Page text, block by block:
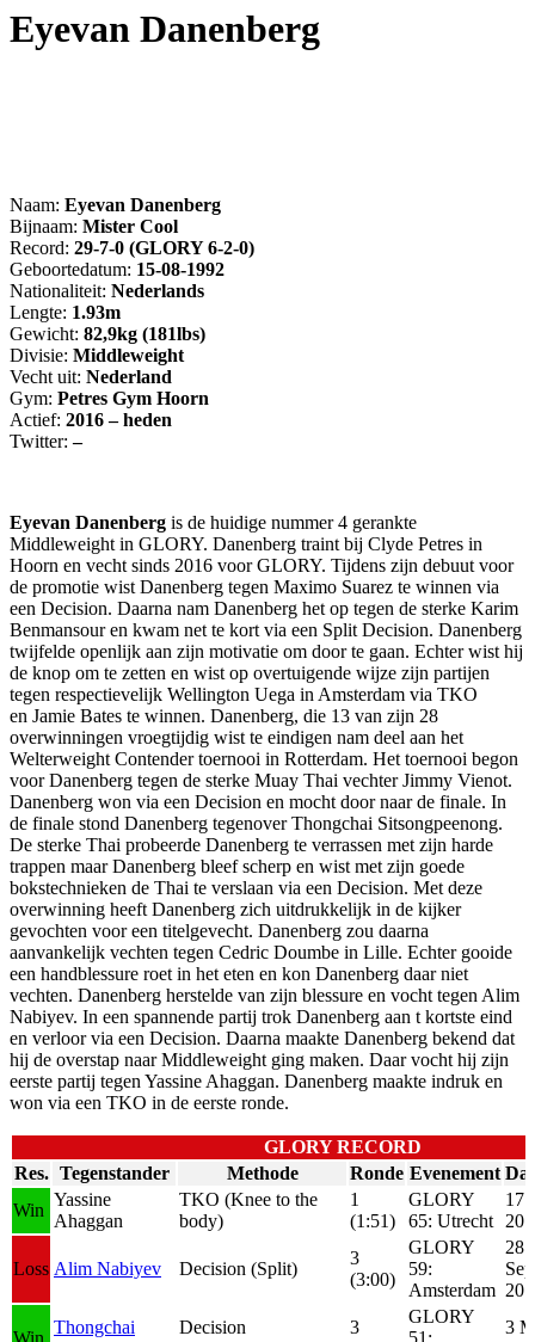
Eyevan Danenberg
Naam: Eyevan Danenberg
Bijnaam: Mister Cool
Record: 29-7-0 (GLORY 6-2-0)
Geboortedatum: 15-08-1992
Nationaliteit: Nederlands
Lengte: 1.93m
Gewicht: 82,9kg (181lbs)
Divisie: Middleweight
Vecht uit: Nederland
Gym: Petres Gym Hoorn
Actief: 2016 – heden
Twitter:–
Eyevan Danenberg is de huidige nummer 4 gerankte
Middleweight in GLORY. Danenberg traint bij Clyde Petres in
Hoorn en vecht sinds 2016 voor GLORY. Tijdens zijn debuut voor
de promotie wist Danenberg tegen Maximo Suarez te winnen via
een Decision. Daarna nam Danenberg het op tegen de sterke Karim
Benmansour en kwam net te kort via een Split Decision. Danenberg
twijfelde openlijk aan zijn motivatie om door te gaan. Echter wist hij
de knop om te zetten en wist op overtuigende wijze zijn partijen
tegen respectievelijk Wellington Uega in Amsterdam via TKO
en Jamie Bates te winnen. Danenberg, die 13 van zijn 28
overwinningen vroegtijdig wist te eindigen nam deel aan het
Welterweight Contender toernooi in Rotterdam. Het toernooi begon
voor Danenberg tegen de sterke Muay Thai vechter Jimmy Vienot.
Danenberg won via een Decision en mocht door naar de finale. In
de finale stond Danenberg tegenover Thongchai Sitsongpeenong.
De sterke Thai probeerde Danenberg te verrassen met zijn harde
trappen maar Danenberg bleef scherp en wist met zijn goede
bokstechnieken de Thai te verslaan via een Decision. Met deze
overwinning heeft Danenberg zich uitdrukkelijk in de kijker
gevochten voor een titelgevecht. Danenberg zou daarna
aanvankelijk vechten tegen Cedric Doumbe in Lille. Echter gooide
een handblessure roet in het eten en kon Danenberg daar niet
vechten. Danenberg herstelde van zijn blessure en vocht tegen Alim
Nabiyev. In een spannende partij trok Danenberg aan t kortste eind
en verloor via een Decision. Daarna maakte Danenberg bekend dat
hij de overstap naar Middleweight ging maken. Daar vocht hij zijn
eerste partij tegen Yassine Ahaggan. Danenberg maakte indruk en
won via een TKO in de eerste ronde.
GLORY RECORD
Res. Tegenstander Methode Ronde Evenement
Win
Yassine
Ahaggan
TKO (Knee to the
body)
1
(1:51)
GLORY
65: Utrecht
17
Loss Alim Nabiyev Decision (Split)
3
(3:00)
GLORY
59:
Amsterdam
28
Thongchai
Decision
3
GLORY
3